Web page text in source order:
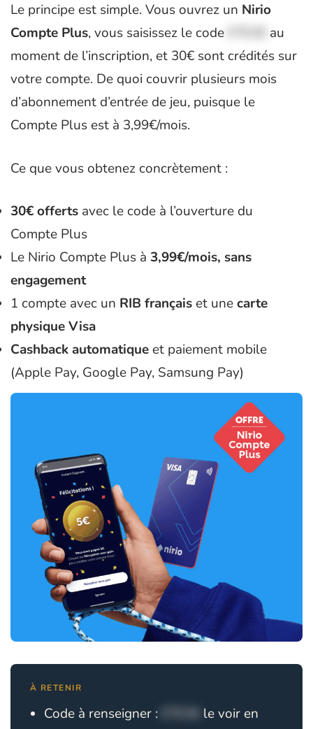
Le principe est simple. Vous ouvrez un Nirio
Compte Plus, vous saisissez le code
au
moment de l’inscription, et 30€ sont crédités sur
votre compte. De quoi couvrir plusieurs mois
d’abonnement d’entrée de jeu, puisque le
Compte Plus est à 3,99€/mois.
Ce que vous obtenez concrètement :
30€ offerts avec le code à l’ouverture du
Compte Plus
Le Nirio Compte Plus à 3,99€/mois, sans
engagement
1 compte avec un RIB français et unecarte
physique Visa
Cashback automatique et paiement mobile
(Apple Pay, Google Pay, Samsung Pay)
À RETENIR
Code à renseigner :
le voir en